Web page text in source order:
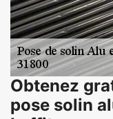
Obtenez
pose solin